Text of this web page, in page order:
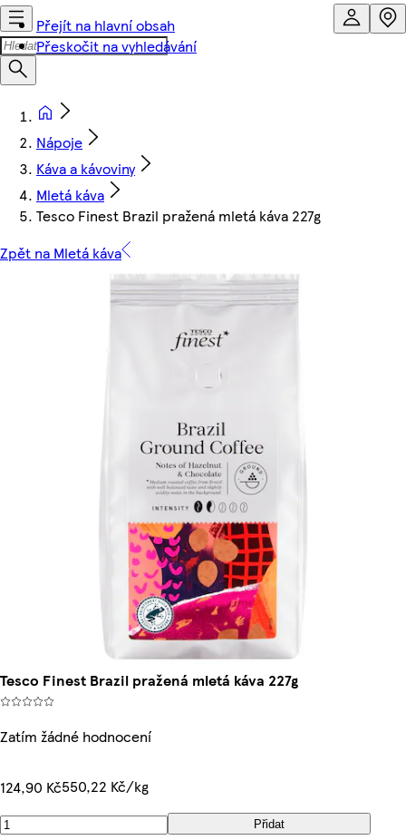
Přejít na hlavní obsah
Přeskočit na vyhledávání
Nápoje
Káva a kávoviny
Mletá káva
Tesco Finest Brazil pražená mletá káva 227g
Zpět na Mletá káva
Tesco Finest Brazil pražená mletá káva 227g
Zatím žádné hodnocení
124,90 Kč550,22 Kč/kg
Přidat